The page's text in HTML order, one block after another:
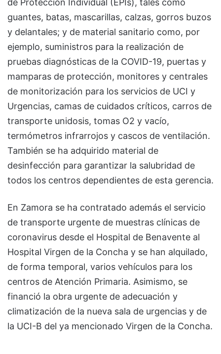
de Protección Individual (EPIs), tales como
guantes, batas, mascarillas, calzas, gorros buzos
y delantales; y de material sanitario como, por
ejemplo, suministros para la realización de
pruebas diagnósticas de la COVID-19, puertas y
mamparas de protección, monitores y centrales
de monitorización para los servicios de UCI y
Urgencias, camas de cuidados críticos, carros de
transporte unidosis, tomas O2 y vacío,
termómetros infrarrojos y cascos de ventilación.
También se ha adquirido material de
desinfección para garantizar la salubridad de
todos los centros dependientes de esta gerencia.
En Zamora se ha contratado además el servicio
de transporte urgente de muestras clínicas de
coronavirus desde el Hospital de Benavente al
Hospital Virgen de la Concha y se han alquilado,
de forma temporal, varios vehículos para los
centros de Atención Primaria. Asimismo, se
financió la obra urgente de adecuación y
climatización de la nueva sala de urgencias y de
la UCI-B del ya mencionado Virgen de la Concha.